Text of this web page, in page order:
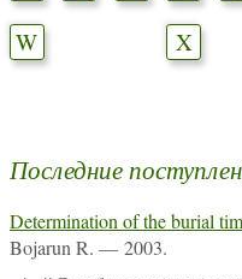
W
X
Последние
Determination of the burial
Bojarun R. — 2003.